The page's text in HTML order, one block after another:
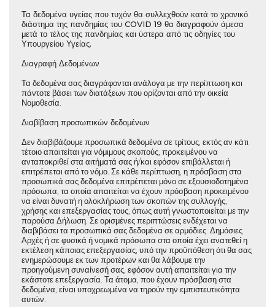
Τα δεδομένα υγείας που τυχόν θα συλλεχθούν κατά το χρονικό
διάστημα της πανδημίας του COVID 19 θα διαγραφούν άμεσα
μετά το τέλος της πανδημίας και ύστερα από τις οδηγίες του
Υπουργείου Υγείας.
Διαγραφή Δεδομένων
Τα δεδομένα σας διαγράφονται ανάλογα με την περίπτωση και
πάντοτε βάσει των διατάξεων που ορίζονται από την οικεία
Νομοθεσία.
Διαβίβαση προσωπικών δεδομένων
Δεν διαβιβάζουμε προσωπικά δεδομένα σε τρίτους, εκτός αν κάτι
τέτοιο απαιτείται για νόμιμους σκοπούς, προκειμένου να
ανταποκριθεί στα αιτήματά σας ή/και εφόσον επιβάλλεται ή
επιτρέπεται από το νόμο. Σε κάθε περίπτωση, η πρόσβαση στα
προσωπικά σας δεδομένα επιτρέπεται μόνο σε εξουσιοδοτημένα
πρόσωπα, τα οποία απαιτείται να έχουν πρόσβαση προκειμένου
να είναι δυνατή η ολοκλήρωση των σκοπών της συλλογής,
χρήσης και επεξεργασίας τους, όπως αυτή γνωστοποιείται με την
παρούσα Δήλωση. Σε ορισμένες περιπτώσεις ενδέχεται να
διαβιβάσει τα προσωπικά σας δεδομένα σε αρμόδιες Δημόσιες
Αρχές ή σε φυσικά ή νομικά πρόσωπα στα οποία έχει ανατεθεί η
εκτέλεση κάποιας επεξεργασίας, υπό την προϋπόθεση ότι θα σας
ενημερώσουμε εκ των προτέρων και θα λάβουμε την
προηγούμενη συναίνεσή σας, εφόσον αυτή απαιτείται για την
εκάστοτε επεξεργασία. Τα άτομα, που έχουν πρόσβαση στα
δεδομένα, είναι υποχρεωμένα να τηρούν την εμπιστευτικότητα
αυτών.